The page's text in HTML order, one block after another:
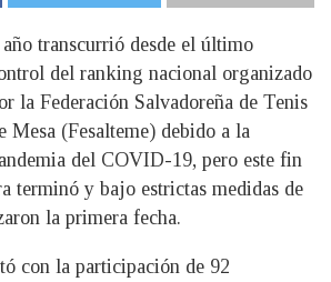
transcurrió desde el último
del ranking nacional organizado
la Federación Salvadoreña de Tenis
Mesa (Fesalteme) debido a la
del COVID-19, pero este fin
terminó y bajo estrictas medidas de
la primera fecha.
con la participación de 92